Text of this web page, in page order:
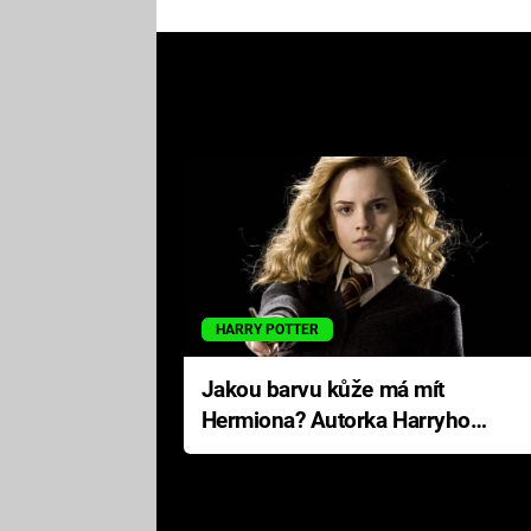
HARRY POTTER
Jakou barvu kůže má mít
Hermiona? Autorka Harryho
Pottera přišla s ráznou